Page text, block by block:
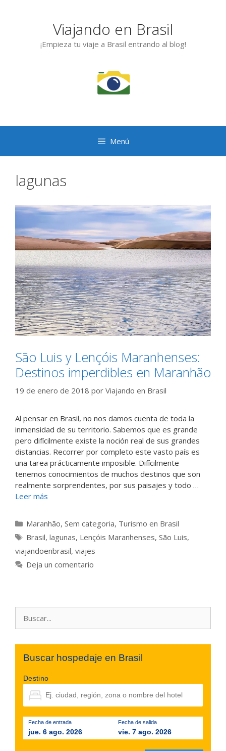
Viajando en Brasil
¡Empieza tu viaje a Brasil entrando al blog!
Menú
lagunas
São Luis y Lençóis Maranhenses:
Destinos imperdibles en Maranhão
19 de enero de 2018 por Viajando en Brasil
Al pensar en Brasil, no nos damos cuenta de toda la
inmensidad de su territorio. Sabemos que es grande
pero difícilmente existe la noción real de sus grandes
distancias. Recorrer por completo este vasto país es
una tarea prácticamente imposible. Difícilmente
tenemos conocimientos de muchos destinos que son
realmente sorprendentes, por sus paisajes y todo …
Leer más
Categorías
Maranhão, Sem categoria, Turismo en Brasil
Etiquetas
Brasil, lagunas, Lençóis Maranhenses, São Luis,
viajandoenbrasil, viajes
Deja un comentario
Buscar hospedaje en Brasil
Destino
Fecha de entrada
jue. 6 ago. 2026
Fecha de salida
vie. 7 ago. 2026